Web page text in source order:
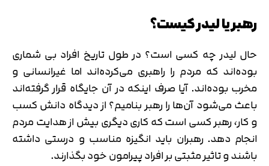
رهبر یا لیدر کیست؟
حال لیدر چه کسی است؟ در طول تاریخ افراد بی شماری
بوده‌اند که مردم را راهبری می‌کرده‌اند اما غیرانسانی و
مخرب بوده‌اند. آیا صرف اینکه در آن جایگاه قرار گرفته‌اند
باعث می‌شود آن‌ها را رهبر بنامیم؟ از دیدگاه دانش کسب
و کار، رهبر کسی است که کاری دیگری بیش از هدایت مردم
انجام دهد. رهبران باید انگیزه مناسب و درستی داشته
باشند و تاثیر مثبتی بر افراد پیرامون خود بگذارند.